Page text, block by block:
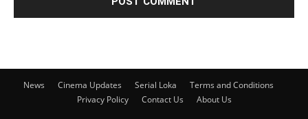
News Cinema Updates Serial Loka
Terms and Conditions
Privacy Policy
Contact Us About Us